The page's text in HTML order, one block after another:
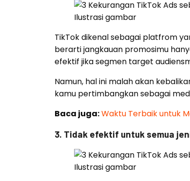
Ilustrasi gambar
TikTok dikenal sebagai platfrom
berarti jangkauan promosimu
efektif jika segmen target
Namun, hal ini malah akan
kamu pertimbangkan sebagai
Baca juga:Waktu Terbaik untuk
3. Tidak efektif untuk semua
Ilustrasi gambar